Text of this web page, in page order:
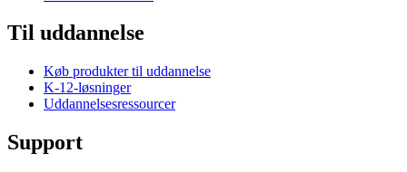
Til uddannelse
Køb produkter til uddannelse
K-12-løsninger
Uddannelsesressourcer
Support